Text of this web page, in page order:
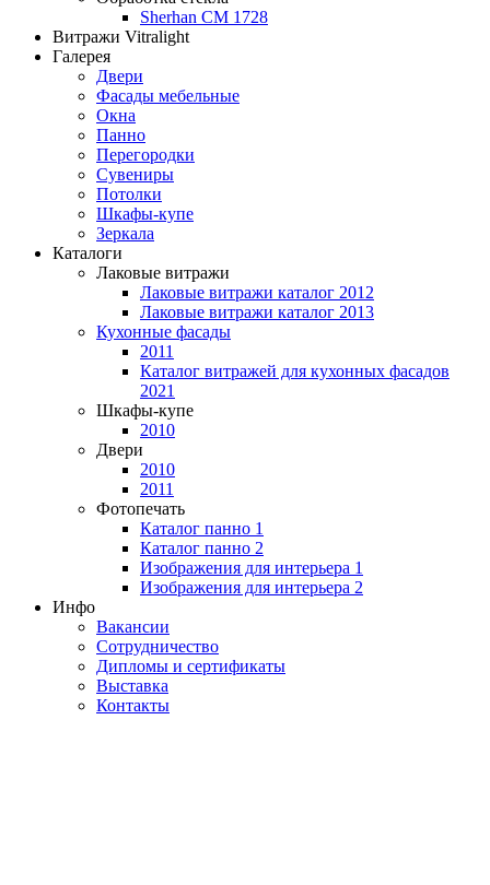
Sherhan CM 1728
Витражи Vitralight
Галерея
Двери
Фасады мебельные
Окна
Панно
Перегородки
Сувениры
Потолки
Шкафы-купе
Зеркала
Каталоги
Лаковые витражи
Лаковые витражи каталог 2012
Лаковые витражи каталог 2013
Кухонные фасады
2011
Каталог витражей для кухонных фасадов
2021
Шкафы-купе
2010
Двери
2010
2011
Фотопечать
Каталог панно 1
Каталог панно 2
Изображения для интерьера 1
Изображения для интерьера 2
Инфо
Вакансии
Сотрудничество
Дипломы и сертификаты
Выставка
Контакты